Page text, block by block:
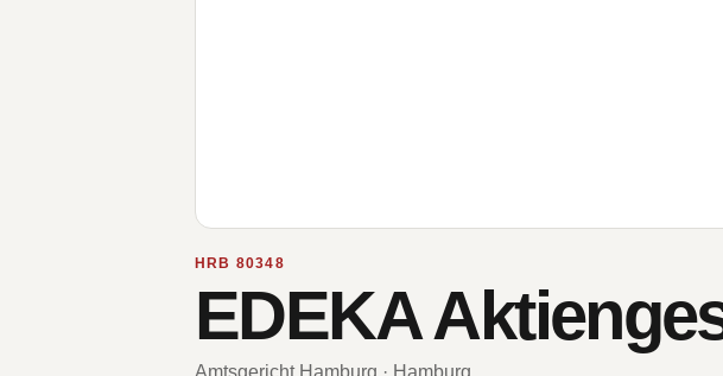
HRB 80348
EDEKA
Amtsgericht Hamburg · Hamburg